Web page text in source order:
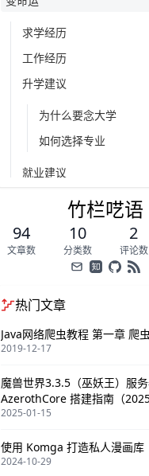
求学经历
工作经历
升学建议
为什么要念大学
如何选择专业
就业建议
首先，看工作机会
再看学历要求分布
最后，我给出的就业建
竹栏呓语
94
文章数
10
分类数
2
评论数
热门文章
Java网络爬虫教程 第一章 爬
2019-12-17
魔兽世界3.3.5（巫妖王）服
AzerothCore 搭建指南（
略）
2025-01-15
使用 Komga 打造私人漫画库
2024-10-29